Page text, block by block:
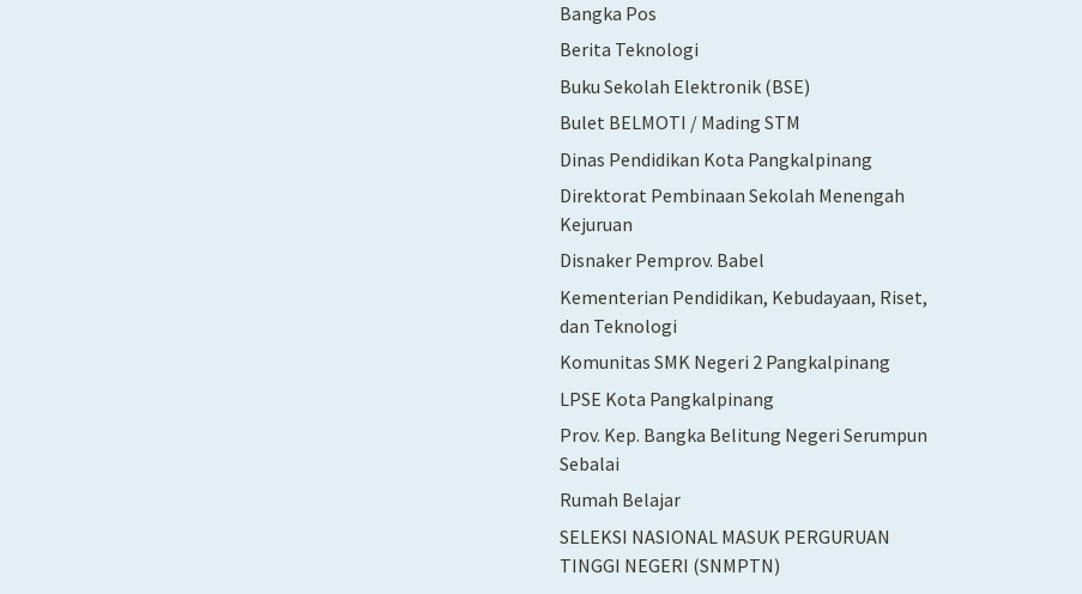
Bangka Pos
Berita Teknologi
Buku Sekolah Elektronik (BSE)
Bulet BELMOTI / Mading STM
Dinas Pendidikan Kota Pangkalpinang
Direktorat Pembinaan Sekolah Menengah
Kejuruan
Disnaker Pemprov. Babel
Kementerian Pendidikan, Kebudayaan, Riset,
dan Teknologi
Komunitas SMK Negeri 2 Pangkalpinang
LPSE Kota Pangkalpinang
Prov. Kep. Bangka Belitung Negeri Serumpun
Sebalai
Rumah Belajar
SELEKSI NASIONAL MASUK PERGURUAN
TINGGI NEGERI (SNMPTN)